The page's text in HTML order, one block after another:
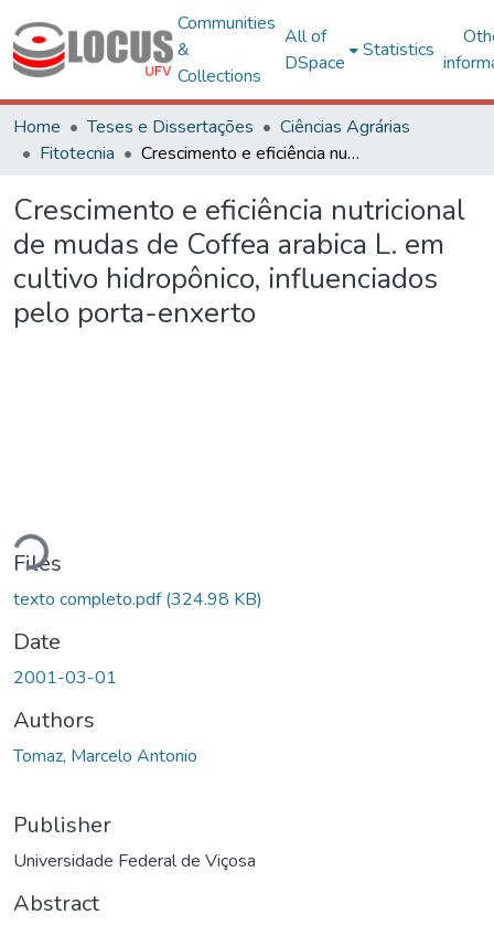
Communities
&
Collections
All of
DSpace
Statistics
Home Teses e Dissertações
Ciências Agrárias
Fitotecnia
Crescimento e eficiência nutricional de mudas de Coffea arabica L. em cultivo hidropônico, influenciados pelo porta-enxerto
Crescimento e eficiência nutricional
de mudas de Coffea arabica L. em
cultivo hidropônico, influenciados
pelo porta-enxerto
Loading...
Files
texto completo.pdf(324.98 KB)
Date
2001-03-01
Authors
Tomaz, Marcelo Antonio
Publisher
Universidade Federal de Viçosa
Abstract